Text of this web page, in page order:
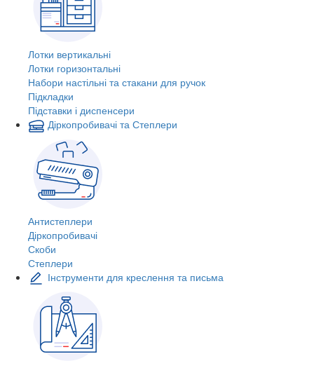
Лотки вертикальні
Лотки горизонтальні
Набори настільні та стакани для ручок
Підкладки
Підставки і диспенсери
Діркопробивачі та Степлери
Антистеплери
Діркопробивачі
Скоби
Степлери
Інструменти для креслення та письма